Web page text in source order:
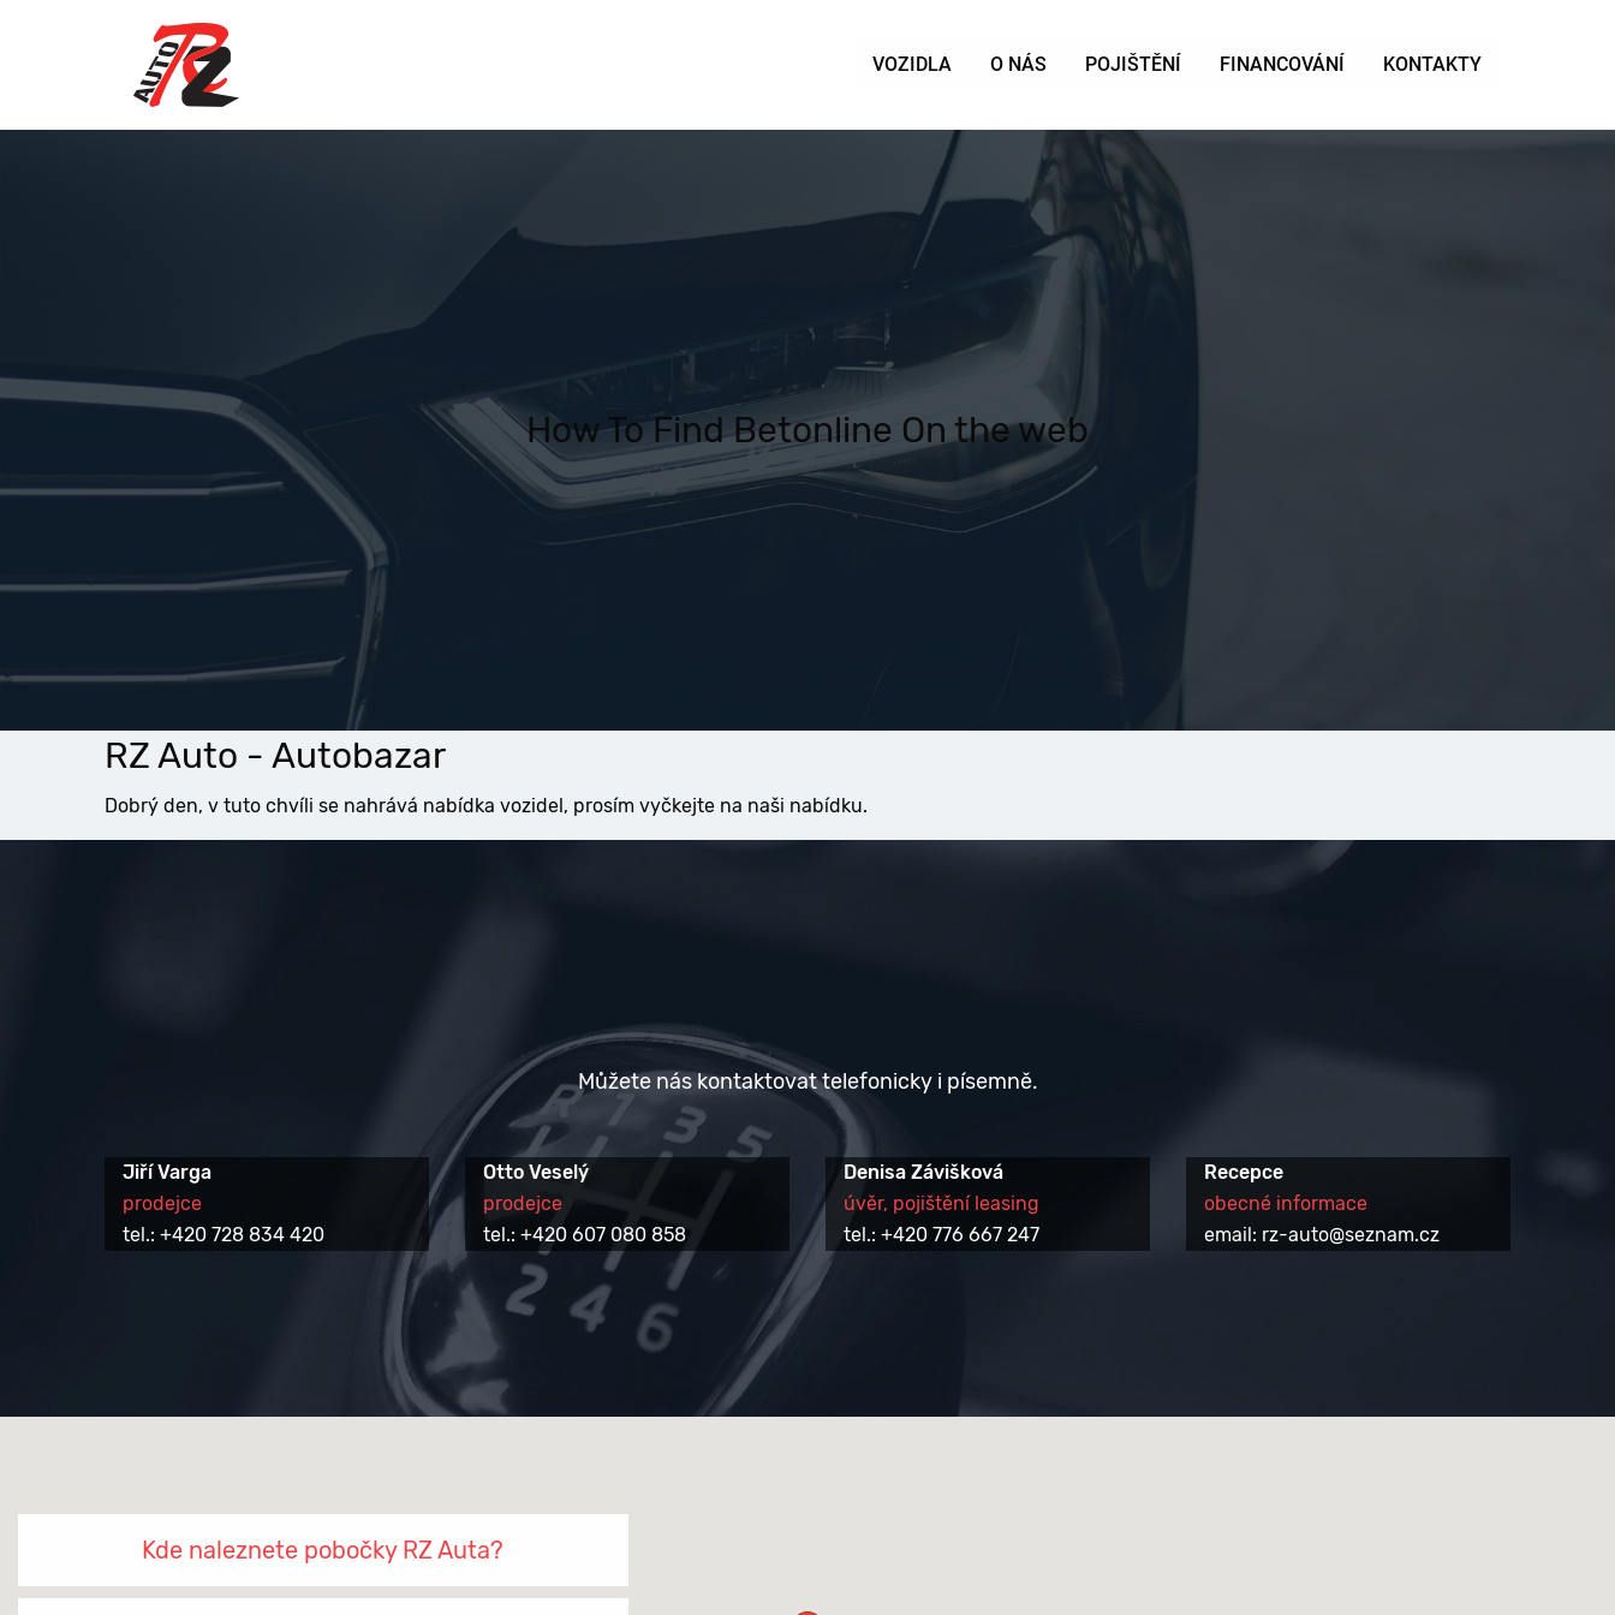
VOZIDLA O NÁS POJIŠTĚNÍ FINANCOVÁNÍ KONTAKTY
How To Find Betonline On the web
RZ Auto - Autobazar
Dobrý den, v tuto chvíli se nahrává nabídka vozidel, prosím vyčkejte na naši nabídku.
Můžete nás kontaktovat telefonicky i písemně.
Jiří Varga
prodejce
tel.: +420 728 834 420
Otto Veselý
prodejce
tel.: +420 607 080 858
Denisa Závišková
úvěr, pojištění leasing
tel.: +420 776 667 247
Recepce
obecné informace
email: rz-auto@seznam.cz
Kde naleznete pobočky RZ Auta?